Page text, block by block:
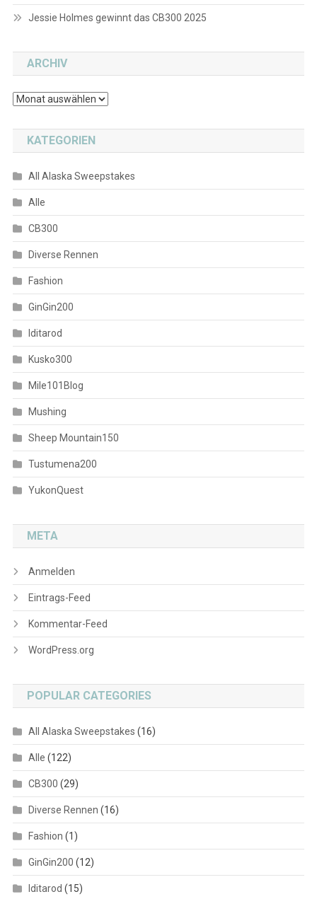
Jessie Holmes gewinnt das CB300 2025
ARCHIV
Archiv
KATEGORIEN
All Alaska Sweepstakes
Alle
CB300
Diverse Rennen
Fashion
GinGin200
Iditarod
Kusko300
Mile101Blog
Mushing
Sheep Mountain150
Tustumena200
YukonQuest
META
Anmelden
Eintrags-Feed
Kommentar-Feed
WordPress.org
POPULAR CATEGORIES
All Alaska Sweepstakes (16)
Alle (122)
CB300 (29)
Diverse Rennen (16)
Fashion (1)
GinGin200 (12)
Iditarod (15)